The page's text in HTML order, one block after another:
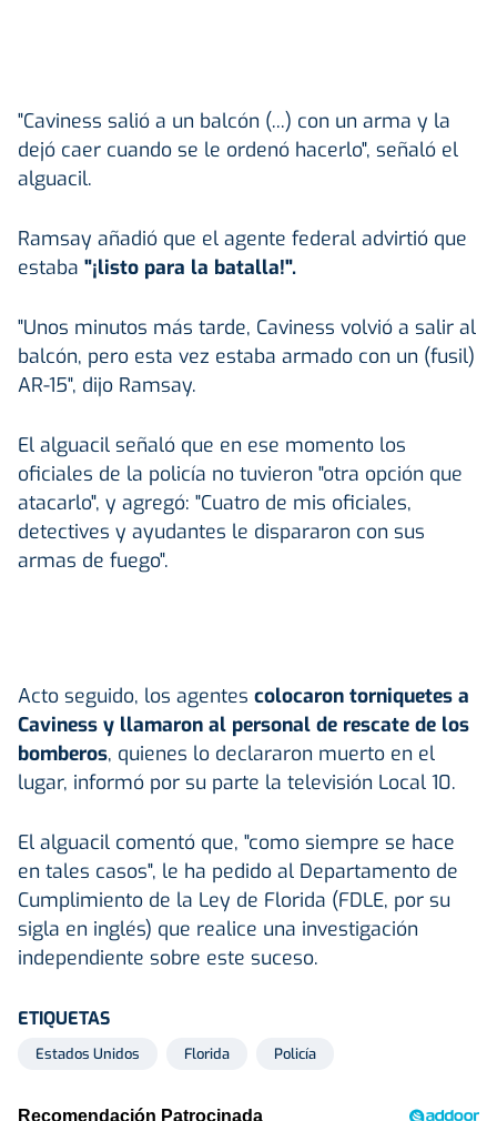
"Caviness salió a un balcón (...) con un arma y la
dejó caer cuando se le ordenó hacerlo", señaló el
alguacil.
Ramsay añadió que el agente federal advirtió que
estaba "¡listo para la batalla!".
"Unos minutos más tarde, Caviness volvió a salir al
balcón, pero esta vez estaba armado con un (fusil)
AR-15", dijo Ramsay.
El alguacil señaló que en ese momento los
oficiales de la policía no tuvieron "otra opción que
atacarlo", y agregó: "Cuatro de mis oficiales,
detectives y ayudantes le dispararon con sus
armas de fuego".
Acto seguido, los agentes colocaron torniquetes a
Caviness y llamaron al personal de rescate de los
bomberos, quienes lo declararon muerto en el
lugar, informó por su parte la televisión Local 10.
El alguacil comentó que, "como siempre se hace
en tales casos", le ha pedido al Departamento de
Cumplimiento de la Ley de Florida (FDLE, por su
sigla en inglés) que realice una investigación
independiente sobre este suceso.
ETIQUETAS
Estados Unidos Florida Policía